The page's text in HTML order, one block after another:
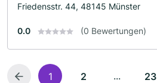
Friedensstr. 44, 48145 Münster
0.0 (0 Bewertungen)
1 2 ... 23